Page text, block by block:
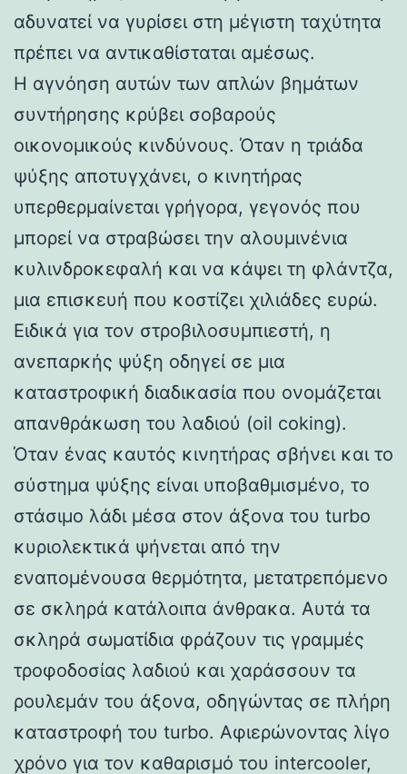
αδυνατεί να γυρίσει στη μέγιστη ταχύτητα
πρέπει να αντικαθίσταται αμέσως.
Η αγνόηση αυτών των απλών βημάτων
συντήρησης κρύβει σοβαρούς
οικονομικούς κινδύνους. Όταν η τριάδα
ψύξης αποτυγχάνει, ο κινητήρας
υπερθερμαίνεται γρήγορα, γεγονός που
μπορεί να στραβώσει την αλουμινένια
κυλινδροκεφαλή και να κάψει τη φλάντζα,
μια επισκευή που κοστίζει χιλιάδες ευρώ.
Ειδικά για τον στροβιλοσυμπιεστή, η
ανεπαρκής ψύξη οδηγεί σε μια
καταστροφική διαδικασία που ονομάζεται
απανθράκωση του λαδιού (oil coking).
Όταν ένας καυτός κινητήρας σβήνει και το
σύστημα ψύξης είναι υποβαθμισμένο, το
στάσιμο λάδι μέσα στον άξονα του turbo
κυριολεκτικά ψήνεται από την
εναπομένουσα θερμότητα, μετατρεπόμενο
σε σκληρά κατάλοιπα άνθρακα. Αυτά τα
σκληρά σωματίδια φράζουν τις γραμμές
τροφοδοσίας λαδιού και χαράσσουν τα
ρουλεμάν του άξονα, οδηγώντας σε πλήρη
καταστροφή του turbo. Αφιερώνοντας λίγο
χρόνο για τον καθαρισμό του intercooler,